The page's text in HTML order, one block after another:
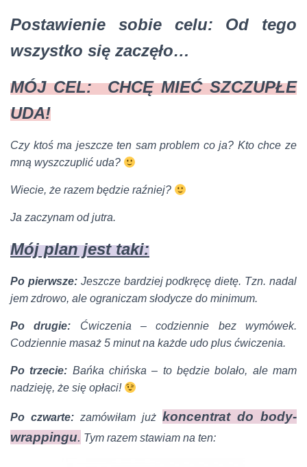
Postawienie sobie celu: Od tego
wszystko się zaczęło…
MÓJ CEL: CHCĘ MIEĆ SZCZUPŁE
UDA!
Czy ktoś ma jeszcze ten sam problem co ja? Kto chce ze
mną wyszczuplić uda?
Wiecie, że razem będzie raźniej?
Ja zaczynam od jutra.
Mój plan jest taki:
Po pierwsze: Jeszcze bardziej podkręcę dietę. Tzn. nadal
jem zdrowo, ale ograniczam słodycze do minimum.
Po drugie: Ćwiczenia – codziennie bez wymówek.
Codziennie masaż 5 minut na każde udo plus ćwiczenia.
Po trzecie: Bańka chińska – to będzie bolało, ale mam
nadzieję, że się opłaci!
Po czwarte: zamówiłam już koncentrat do body-
wrappingu. Tym razem stawiam na ten: